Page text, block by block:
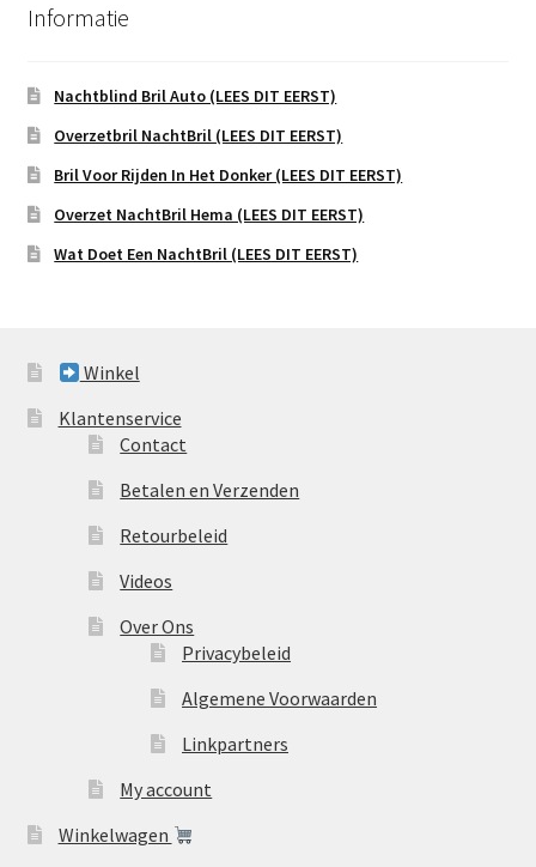
Informatie
Nachtblind Bril Auto (LEES DIT EERST)
Overzetbril NachtBril (LEES DIT EERST)
Bril Voor Rijden In Het Donker (LEES DIT EERST)
Overzet NachtBril Hema (LEES DIT EERST)
Wat Doet Een NachtBril (LEES DIT EERST)
Winkel
Klantenservice
Contact
Betalen en Verzenden
Retourbeleid
Videos
Over Ons
Privacybeleid
Algemene Voorwaarden
Linkpartners
My account
Winkelwagen